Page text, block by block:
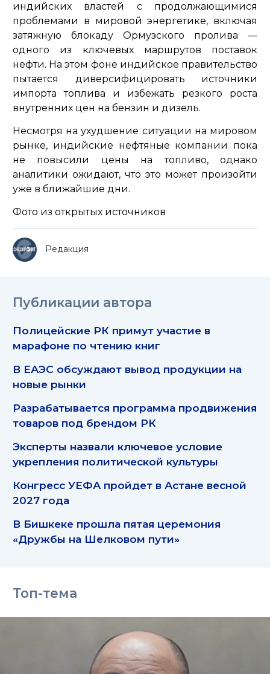
индийских властей с продолжающимися
проблемами в мировой энергетике, включая
затяжную блокаду Ормузского пролива —
одного из ключевых маршрутов поставок
нефти. На этом фоне индийское правительство
пытается диверсифицировать источники
импорта топлива и избежать резкого роста
внутренних цен на бензин и дизель.
Несмотря на ухудшение ситуации на мировом
рынке, индийские нефтяные компании пока
не повысили цены на топливо, однако
аналитики ожидают, что это может произойти
уже в ближайшие дни.
Фото из открытых источников
Редакция
Публикации автора
Полицейские РК примут участие в
марафоне по чтению книг
В ЕАЭС обсуждают вывод продукции на
новые рынки
Разрабатывается программа продвижения
товаров под брендом РК
Эксперты назвали ключевое условие
укрепления политической культуры
Конгресс УЕФА пройдет в Астане весной
2027 года
В Бишкеке прошла пятая церемония
«Дружбы на Шелковом пути»
Топ-тема